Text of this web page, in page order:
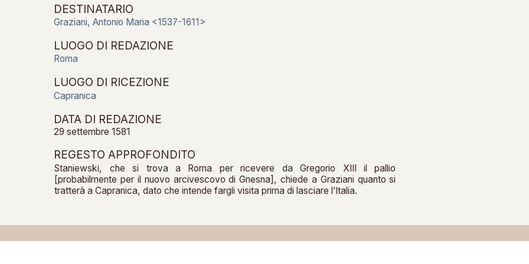
DESTINATARIO
Graziani, Antonio Maria <1537-1611>
LUOGO DI REDAZIONE
Roma
LUOGO DI RICEZIONE
Capranica
DATA DI REDAZIONE
29 settembre 1581
REGESTO APPROFONDITO
Staniewski, che si trova a Roma per ricevere da Gregorio XIII il pallio
[probabilmente per il nuovo arcivescovo di Gnesna], chiede a Graziani quanto si
tratterà a Capranica, dato che intende fargli visita prima di lasciare l’Italia.